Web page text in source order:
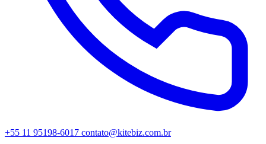
+55 11 95198-6017 contato@kitebiz.com.br